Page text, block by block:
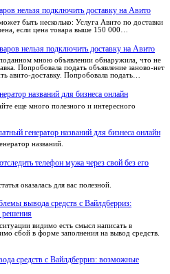
нельзя подключить доставку на Авито
быть несколько: Услуга Авито по доставки
если цена товара выше 150 000…
нельзя подключить доставку на Авито
мною объявлении обнаружила, что не
Попробовала подать объявление заново-нет
авито-доставку. Попробовала подать…
названий для бизнеса онлайн
еще много полезного и интересного
генератор названий для бизнеса онлайн
названий.
телефон мужа через свой без его
оказалась для вас полезной.
вывода средств с Вайлдберриз:
видимо есть смысл написать в
сбой в форме заполнения на вывод средств.
средств с Вайлдберриз: возможные